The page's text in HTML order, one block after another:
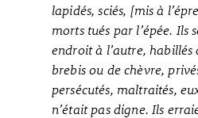
lapidés, sciés, [mis à
morts tués par l’épée. Ils
endroit à l’autre, habillés
brebis ou de chèvre,
persécutés, maltraités,
n’était pas digne. Ils